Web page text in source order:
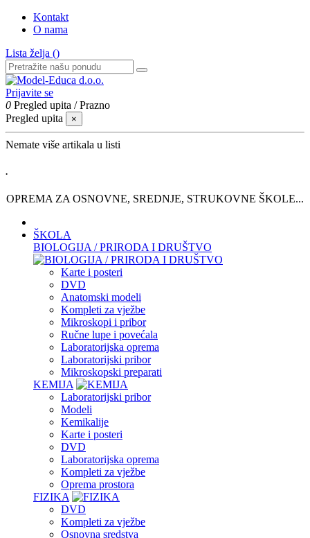
Kontakt
O nama
Lista želja ()
Prijavite se
0 Pregled upita /Prazno
Pregled upita
×
Nemate više artikala u listi
.
OPREMA ZA OSNOVNE, SREDNJE, STRUKOVNE ŠKOLE...
ŠKOLA
BIOLOGIJA / PRIRODA I DRUŠTVO
Karte i posteri
DVD
Anatomski modeli
Kompleti za vježbe
Mikroskopi i pribor
Ručne lupe i povećala
Laboratorijska oprema
Laboratorijski pribor
Mikroskopski preparati
KEMIJA
Laboratorijski pribor
Modeli
Kemikalije
Karte i posteri
DVD
Laboratorijska oprema
Kompleti za vježbe
Oprema prostora
FIZIKA
DVD
Kompleti za vježbe
Osnovna sredstva